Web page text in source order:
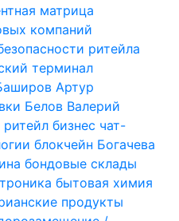
матрица
компаний
ритейла
терминал
Артур
Белов Валерий
бизнес чат-
блокчейн Богачева
бондовые склады
бытовая химия
продукты